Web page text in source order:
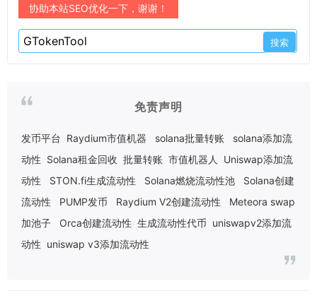
协助本站SEO优化一下，谢谢！
免责声明
发币平台 Raydium市值机器 solana批量转账
solana添加流
动性 Solana租金回收 批量转账 市值机器人
Uniswap添加流
动性
STON.fi生成流动性 Solana燃烧流动性池
Solana创建
流动性
PUMP发币 Raydium V2创建流动性
Meteora swap
加池子
Orca创建流动性 生成流动性代币 uniswapv2添加流
动性 uniswap v3添加流动性